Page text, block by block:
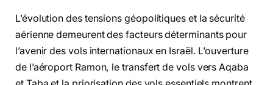
L’évolution des tensions géopolitiques et la sécurité
aérienne demeurent des facteurs déterminants pour
l’avenir des vols internationaux en Israël. L’ouverture
de l’aéroport Ramon, le transfert de vols vers Aqaba